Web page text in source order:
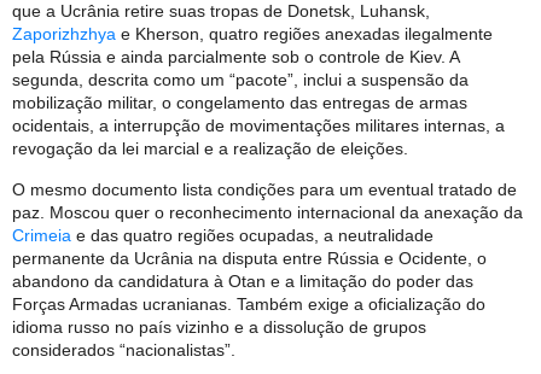
que a Ucrânia retire suas tropas de Donetsk, Luhansk,
Zaporizhzhya e Kherson, quatro regiões anexadas ilegalmente
pela Rússia e ainda parcialmente sob o controle de Kiev. A
segunda, descrita como um “pacote”, inclui a suspensão da
mobilização militar, o congelamento das entregas de armas
ocidentais, a interrupção de movimentações militares internas, a
revogação da lei marcial e a realização de eleições.
O mesmo documento lista condições para um eventual tratado de
paz. Moscou quer o reconhecimento internacional da anexação da
Crimeia e das quatro regiões ocupadas, a neutralidade
permanente da Ucrânia na disputa entre Rússia e Ocidente, o
abandono da candidatura à Otan e a limitação do poder das
Forças Armadas ucranianas. Também exige a oficialização do
idioma russo no país vizinho e a dissolução de grupos
considerados “nacionalistas”.